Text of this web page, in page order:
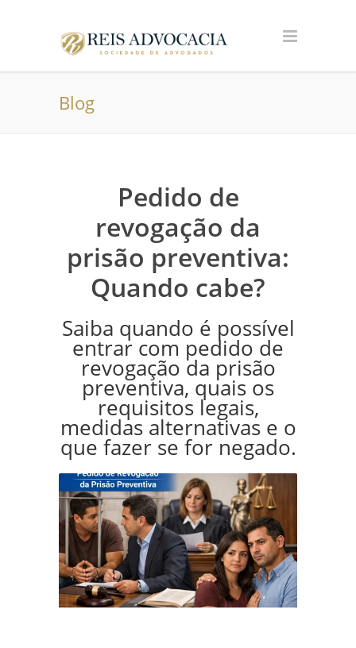
Blog
Pedido de
revogação da
prisão preventiva:
Quando cabe?
Saiba quando é possível
entrar com pedido de
revogação da prisão
preventiva, quais os
requisitos legais,
medidas alternativas e o
que fazer se for negado.